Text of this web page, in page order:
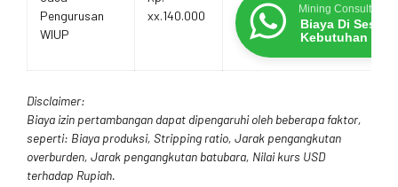
Pengurusan
WIUP
xx.140.000
Mining Consultants
Biaya Di
Kebutuhan
Disclaimer:
Biaya izin pertambangan dapat dipengaruhi oleh beberapa faktor,
seperti: Biaya produksi, Stripping ratio, Jarak pengangkutan
overburden, Jarak pengangkutan batubara, Nilai kurs USD
terhadap Rupiah.